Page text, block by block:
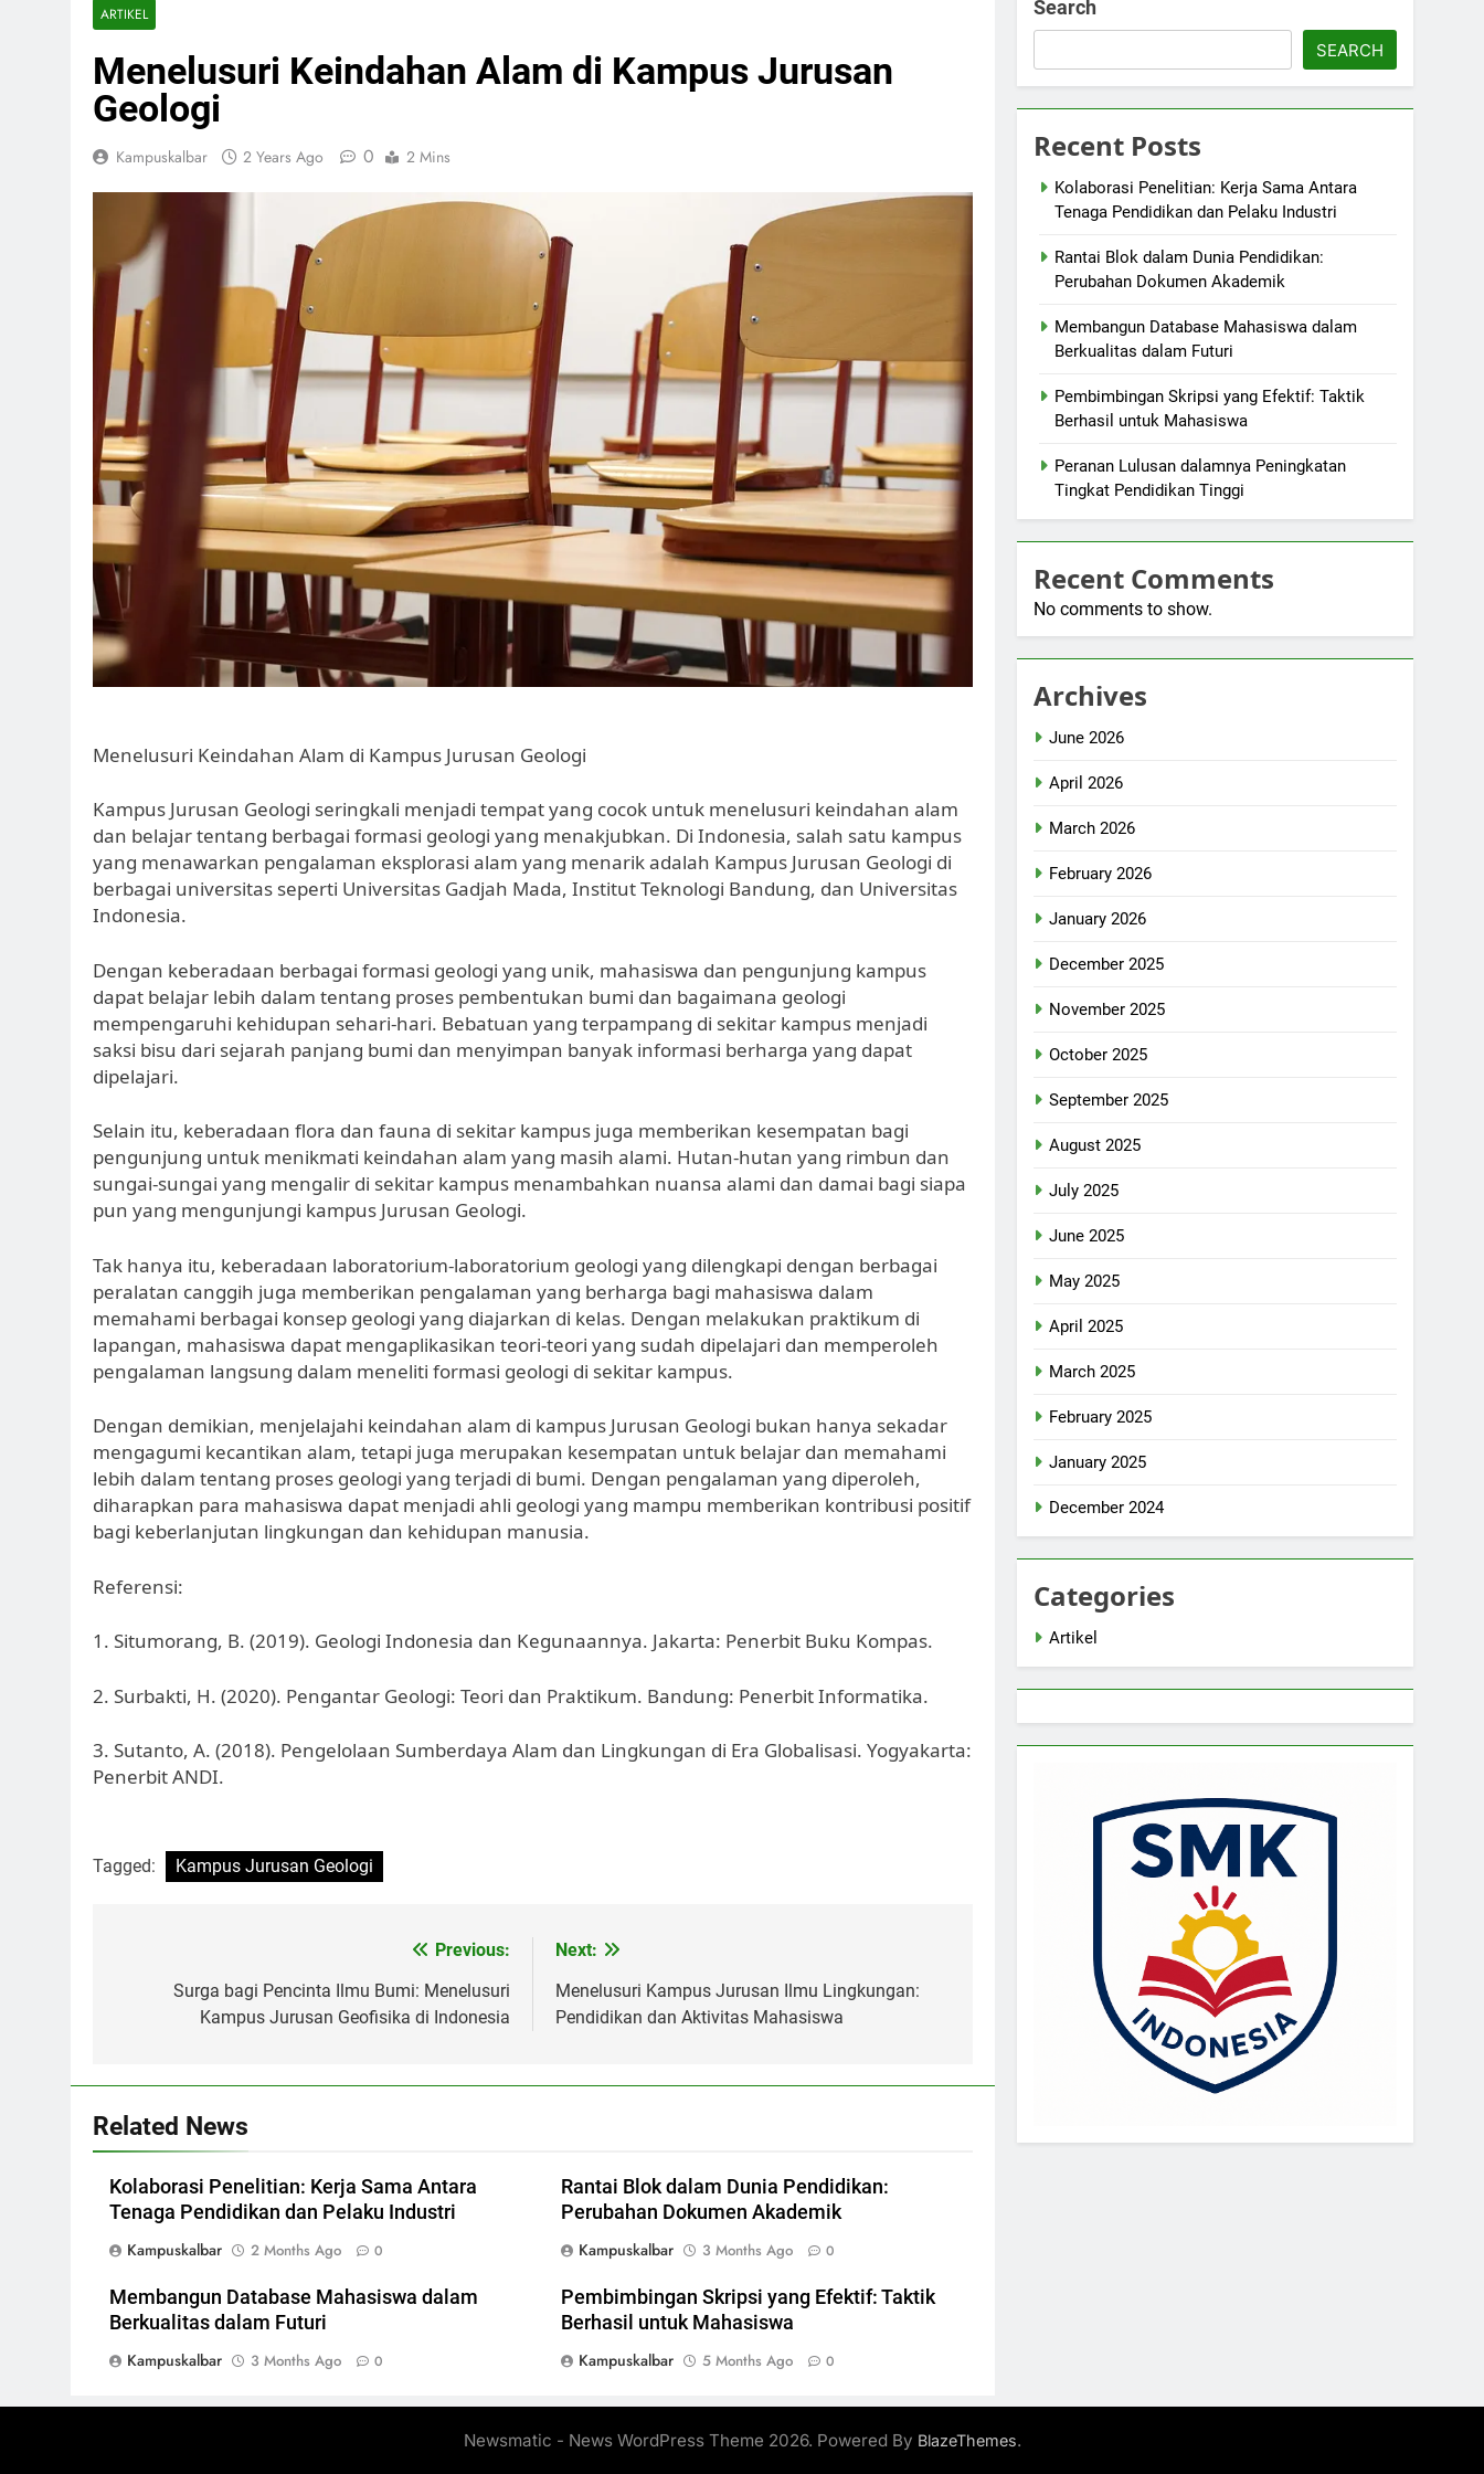
ARTIKEL
Menelusuri Keindahan Alam di Kampus Jurusan
Geologi
Kampuskalbar 2 Years Ago 0 2 Mins
Menelusuri Keindahan Alam di Kampus Jurusan Geologi
Kampus Jurusan Geologi seringkali menjadi tempat yang cocok untuk menelusuri keindahan alam
dan belajar tentang berbagai formasi geologi yang menakjubkan. Di Indonesia, salah satu kampus
yang menawarkan pengalaman eksplorasi alam yang menarik adalah Kampus Jurusan Geologi di
berbagai universitas seperti Universitas Gadjah Mada, Institut Teknologi Bandung, dan Universitas
Indonesia.
Dengan keberadaan berbagai formasi geologi yang unik, mahasiswa dan pengunjung kampus
dapat belajar lebih dalam tentang proses pembentukan bumi dan bagaimana geologi
mempengaruhi kehidupan sehari-hari. Bebatuan yang terpampang di sekitar kampus menjadi
saksi bisu dari sejarah panjang bumi dan menyimpan banyak informasi berharga yang dapat
dipelajari.
Selain itu, keberadaan flora dan fauna di sekitar kampus juga memberikan kesempatan bagi
pengunjung untuk menikmati keindahan alam yang masih alami. Hutan-hutan yang rimbun dan
sungai-sungai yang mengalir di sekitar kampus menambahkan nuansa alami dan damai bagi siapa
pun yang mengunjungi kampus Jurusan Geologi.
Tak hanya itu, keberadaan laboratorium-laboratorium geologi yang dilengkapi dengan berbagai
peralatan canggih juga memberikan pengalaman yang berharga bagi mahasiswa dalam
memahami berbagai konsep geologi yang diajarkan di kelas. Dengan melakukan praktikum di
lapangan, mahasiswa dapat mengaplikasikan teori-teori yang sudah dipelajari dan memperoleh
pengalaman langsung dalam meneliti formasi geologi di sekitar kampus.
Dengan demikian, menjelajahi keindahan alam di kampus Jurusan Geologi bukan hanya sekadar
mengagumi kecantikan alam, tetapi juga merupakan kesempatan untuk belajar dan memahami
lebih dalam tentang proses geologi yang terjadi di bumi. Dengan pengalaman yang diperoleh,
diharapkan para mahasiswa dapat menjadi ahli geologi yang mampu memberikan kontribusi positif
bagi keberlanjutan lingkungan dan kehidupan manusia.
Referensi:
1. Situmorang, B. (2019). Geologi Indonesia dan Kegunaannya. Jakarta: Penerbit Buku Kompas.
2. Surbakti, H. (2020). Pengantar Geologi: Teori dan Praktikum. Bandung: Penerbit Informatika.
3. Sutanto, A. (2018). Pengelolaan Sumberdaya Alam dan Lingkungan di Era Globalisasi. Yogyakarta:
Penerbit ANDI.
Tagged: Kampus Jurusan Geologi
navigation
Previous:
Surga bagi Pencinta Ilmu Bumi: Menelusuri
Kampus Jurusan Geofisika di Indonesia
Next:
Menelusuri Kampus Jurusan Ilmu Lingkungan:
Pendidikan dan Aktivitas Mahasiswa
Related News
Kolaborasi Penelitian: Kerja Sama Antara
Tenaga Pendidikan dan Pelaku Industri
Kampuskalbar
2 Months Ago 0
Rantai Blok dalam Dunia Pendidikan:
Perubahan Dokumen Akademik
Kampuskalbar
3 Months Ago 0
Membangun Database Mahasiswa dalam
Berkualitas dalam Futuri
Kampuskalbar
3 Months Ago 0
Pembimbingan Skripsi yang Efektif: Taktik
Berhasil untuk Mahasiswa
Kampuskalbar
5 Months Ago 0
Search
SEARCH
Recent Posts
Kolaborasi Penelitian: Kerja Sama Antara
Tenaga Pendidikan dan Pelaku Industri
Rantai Blok dalam Dunia Pendidikan:
Perubahan Dokumen Akademik
Membangun Database Mahasiswa dalam
Berkualitas dalam Futuri
Pembimbingan Skripsi yang Efektif: Taktik
Berhasil untuk Mahasiswa
Peranan Lulusan dalamnya Peningkatan
Tingkat Pendidikan Tinggi
Recent Comments
No comments to show.
Archives
June 2026
April 2026
March 2026
February 2026
January 2026
December 2025
November 2025
October 2025
September 2025
August 2025
July 2025
June 2025
May 2025
April 2025
March 2025
February 2025
January 2025
December 2024
Categories
Artikel
Newsmatic - News WordPress Theme 2026. Powered By BlazeThemes.